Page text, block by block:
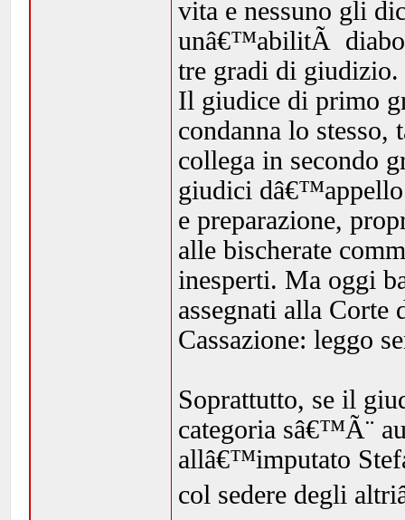
vita e nessuno gli
unâ€™abilitÃ
tre gradi di giudizio.
Il giudice di primo
condanna lo
collega in secondo
giudici dâ€™appello
e preparazione,
alle bischerate
inesperti. Ma oggi
assegnati alla
Cassazione: leggo
Soprattutto, se il
categoria sâ€™Ã¨
allâ€™imputato
col sedere degli